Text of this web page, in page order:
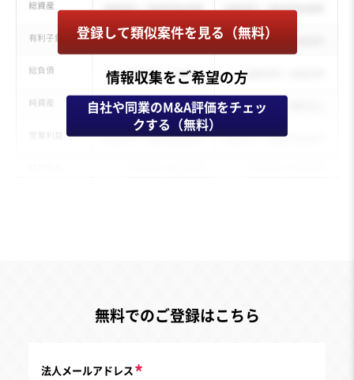
登録して類似案件を見る（無料）
情報収集をご希望の方
自社や同業のM&A評価をチェッ
クする（無料）
無料でのご登録はこちら
法人メールアドレス